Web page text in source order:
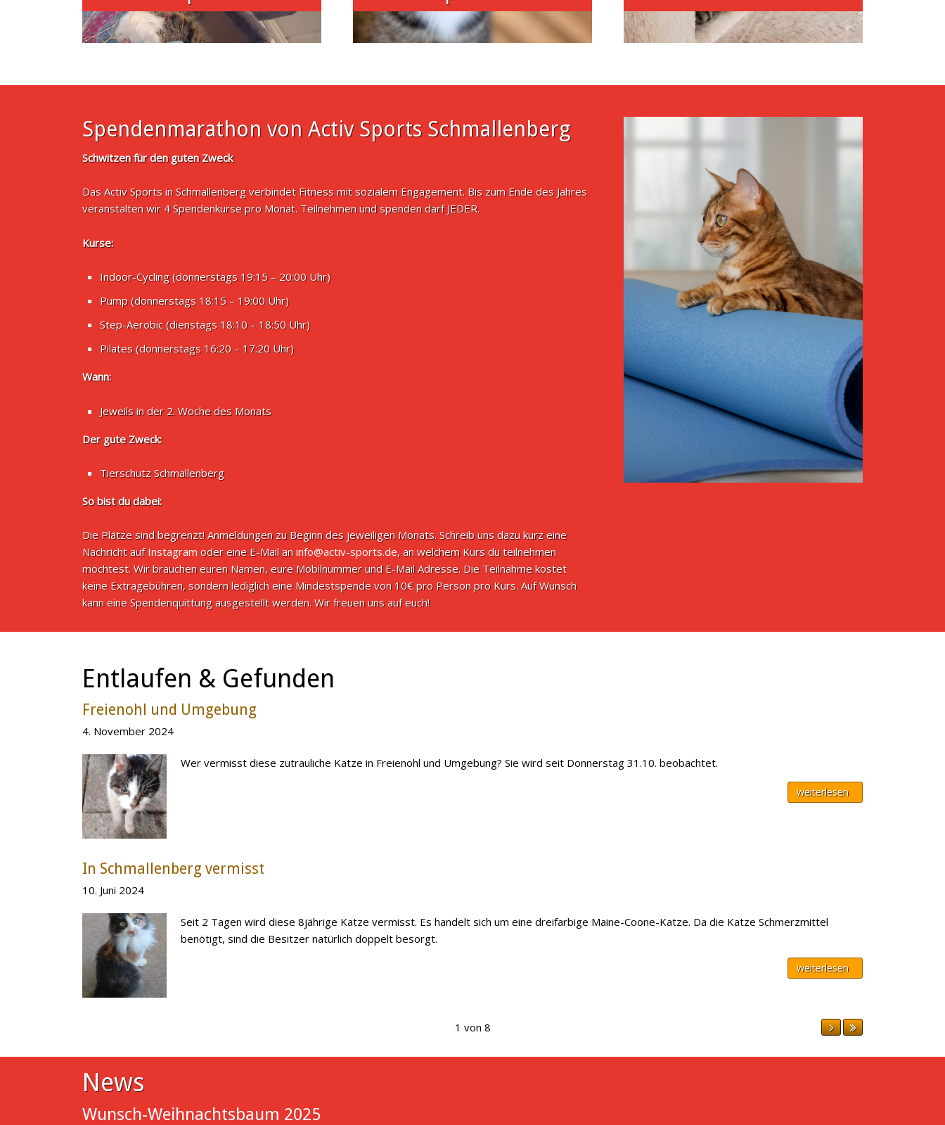
Spendenmarathon von Activ Sports Schmallenberg
Schwitzen für den guten Zweck
Das Activ Sports in Schmallenberg verbindet Fitness mit sozialem Engagement. Bis zum Ende des Jahres
veranstalten wir 4 Spendenkurse pro Monat. Teilnehmen und spenden darf JEDER.
Kurse:
Indoor-Cycling (donnerstags 19:15 – 20:00 Uhr)
Pump (donnerstags 18:15 – 19:00 Uhr)
Step-Aerobic (dienstags 18:10 – 18:50 Uhr)
Pilates (donnerstags 16:20 – 17:20 Uhr)
Wann:
Jeweils in der 2. Woche des Monats
Der gute Zweck:
Tierschutz Schmallenberg
So bist du dabei:
Die Plätze sind begrenzt! Anmeldungen zu Beginn des jeweiligen Monats. Schreib uns dazu kurz eine
Nachricht aufInstagram oder eine E-Mail an info@activ-sports.de, an welchem Kurs du teilnehmen
möchtest. Wir brauchen euren Namen, eure Mobilnummer und E-Mail Adresse. Die Teilnahme kostet
keine Extragebühren, sondern lediglich eine Mindestspende von 10€ pro Person pro Kurs. Auf Wunsch
kann eine Spendenquittung ausgestellt werden. Wir freuen uns auf euch!
Entlaufen & Gefunden
Freienohl und Umgebung
4. November 2024
Wer vermisst diese zutrauliche Katze in Freienohl und Umgebung? Sie wird seit Donnerstag 31.10. beobachtet.
weiterlesen
In Schmallenberg vermisst
10. Juni 2024
Seit 2 Tagen wird diese 8jährige Katze vermisst. Es handelt sich um eine dreifarbige Maine-Coone-Katze. Da die Katze Schmerzmittel
benötigt, sind die Besitzer natürlich doppelt besorgt.
weiterlesen
1 von 8
News
Wunsch-Weihnachtsbaum 2025